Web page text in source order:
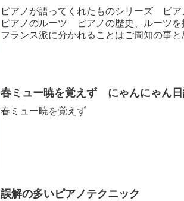
ピアノが語ってくれたものシリーズ ピ
ピアノのルーツ ピアノの歴史、ルーツ
フランス派に分かれることはご周知の事
春ミュー暁を覚えず にゃんにゃん
春ミュー暁を覚えず
誤解の多いピアノテクニック